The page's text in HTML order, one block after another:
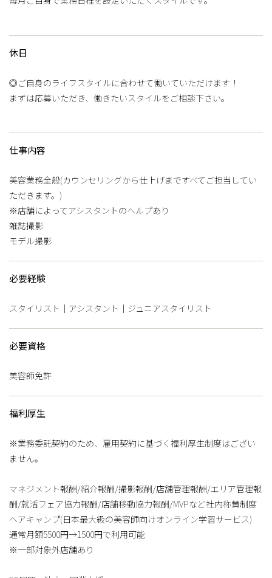
休日
◎ご自身のライフスタイルに合わせて働いていただけます！
まずは応募いただき、働きたいスタイルをご相談下さい。
仕事内容
美容業務全般(カウンセリングから仕上げまですべてご担当してい
ただきます。)
※店舗によってアシスタントのヘルプあり
雑誌撮影
モデル撮影
必要経験
スタイリスト｜アシスタント｜ジュニアスタイリスト
必要資格
美容師免許
福利厚生
※業務委託契約のため、雇用契約に基づく福利厚生制度はござい
ません。
マネジメント報酬/紹介報酬/撮影報酬/店舗管理報酬/エリア管理報
酬/就活フェア協力報酬/店舗移動協力報酬/MVPなど社内称賛制度
ヘアキャンプ(日本最大級の美容師向けオンライン学習サービス)
通常月額5500円→1500円で利用可能
※一部対象外店舗あり